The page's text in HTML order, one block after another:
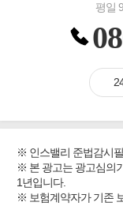
평일
※ 인스밸리 준법감시
※ 본 광고는 광고심의
1년입니다.
※ 보험계약자가 기존